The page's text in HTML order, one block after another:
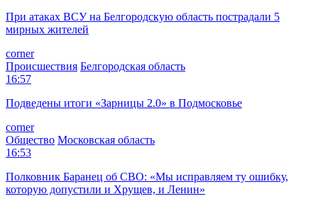
При атаках ВСУ на Белгородскую область пострадали 5
мирных жителей
corner
Происшествия Белгородская область
16:57
Подведены итоги «Зарницы 2.0» в Подмосковье
corner
Общество Московская область
16:53
Полковник Баранец об СВО: «Мы исправляем ту ошибку,
которую допустили и Хрущев, и Ленин»